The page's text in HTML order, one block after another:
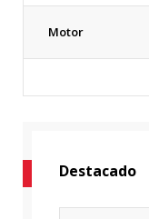
Motor
Destacado